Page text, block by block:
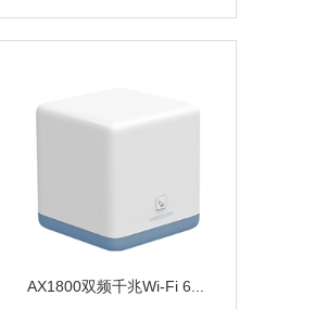
AX1800双频千兆Wi-Fi 6...